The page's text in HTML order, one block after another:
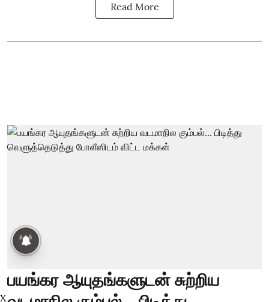
Read More
பயங்கர ஆயுதங்களுடன் சுற்றிய
X